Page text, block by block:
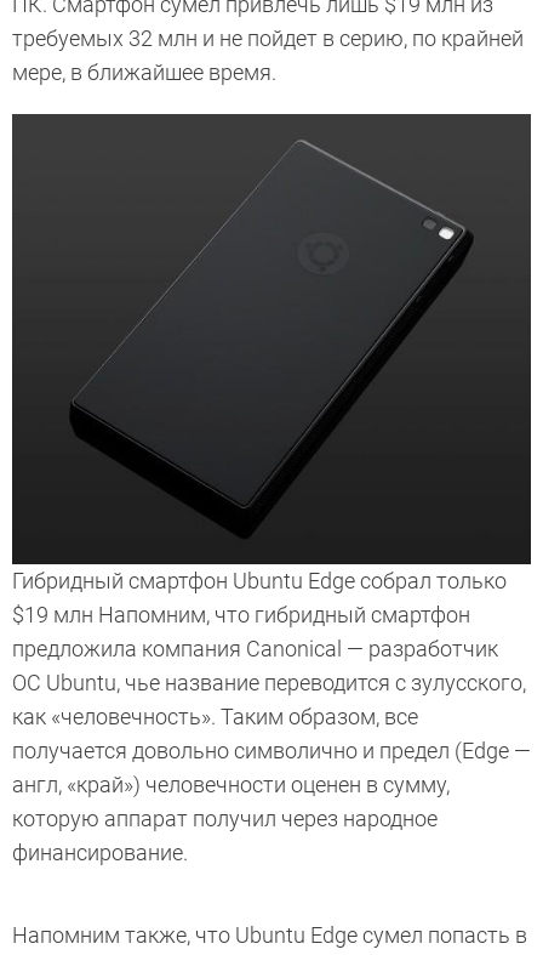
требуемых 32 млн и не пойдет в серию, по крайней
мере, в ближайшее время.
Гибридный смартфон Ubuntu Edge собрал только
$19 млн Напомним, что гибридный смартфон
предложила компания Canonical — разработчик
ОС Ubuntu, чье название переводится с зулусского,
как «человечность». Таким образом, все
получается довольно символично и предел (Edge —
англ, «край») человечности оценен в сумму,
которую аппарат получил через народное
финансирование.
Напомним также, что Ubuntu Edge сумел попасть в